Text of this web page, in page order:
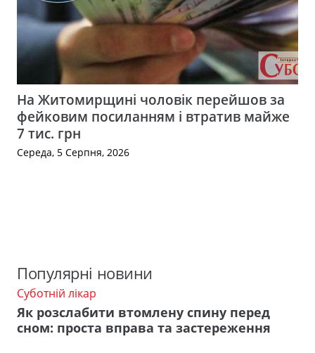
На Житомирщині чоловік перейшов за
фейковим посиланням і втратив майже
7 тис. грн
Середа, 5 Серпня, 2026
Популярні новини
Суботній лікар
Як розслабити втомлену спину перед
сном: проста вправа та застереження